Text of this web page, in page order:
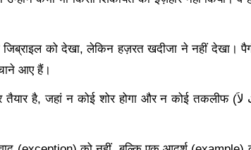
को देखा, लेकिन हज़रत खदीजा ने नहीं देखा।
आए हैं।
तैयार है, जहां न कोई शोर होगा और न कोई तकलीफ (لاَ